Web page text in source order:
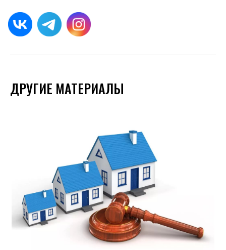
ДРУГИЕ МАТЕРИАЛЫ